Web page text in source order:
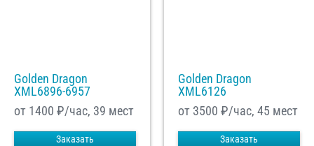
Golden Dragon
XML6896-6957
от 1400 ₽/час, 39 мест
Заказать
Golden Dragon
XML6126
от 3500 ₽/час, 45 мест
Заказать